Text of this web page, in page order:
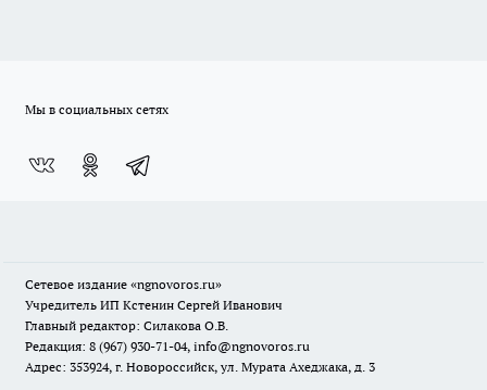
Мы в социальных сетях
Сетевое издание «ngnovoros.ru»
Учредитель ИП Кстенин Сергей Иванович
Главный редактор: Силакова О.В.
Редакция: 8 (967) 930-71-04, info@ngnovoros.ru
Адрес: 353924, г. Новороссийск, ул. Мурата Ахеджака, д. 3